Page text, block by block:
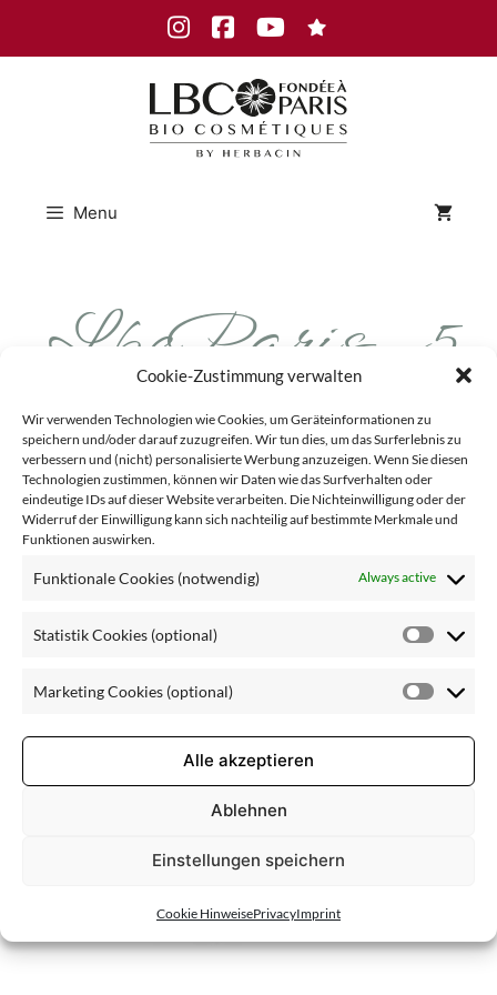
Cookie-Zustimmung verwalten
Wir verwenden Technologien wie Cookies, um Geräteinformationen zu
speichern und/oder darauf zuzugreifen. Wir tun dies, um das Surferlebnis zu
verbessern und (nicht) personalisierte Werbung anzuzeigen. Wenn Sie diesen
Technologien zustimmen, können wir Daten wie das Surfverhalten oder
eindeutige IDs auf dieser Website verarbeiten. Die Nichteinwilligung oder der
Widerruf der Einwilligung kann sich nachteilig auf bestimmte Merkmale und
Funktionen auswirken.
Funktionale Cookies (notwendig) Always active
Statistik Cookies (optional)
Marketing Cookies (optional)
Alle akzeptieren
Ablehnen
Einstellungen speichern
Cookie HinweisePrivacyImprint
InstagramFacebookYoutube
Menu
LbcParis_5
0ml_BioFor
mule-
PQR9